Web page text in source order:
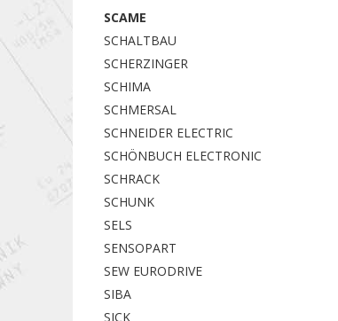
SCAME
SCHALTBAU
SCHERZINGER
SCHIMA
SCHMERSAL
SCHNEIDER ELECTRIC
SCHÖNBUCH ELECTRONIC
SCHRACK
SCHUNK
SELS
SENSOPART
SEW EURODRIVE
SIBA
SICK